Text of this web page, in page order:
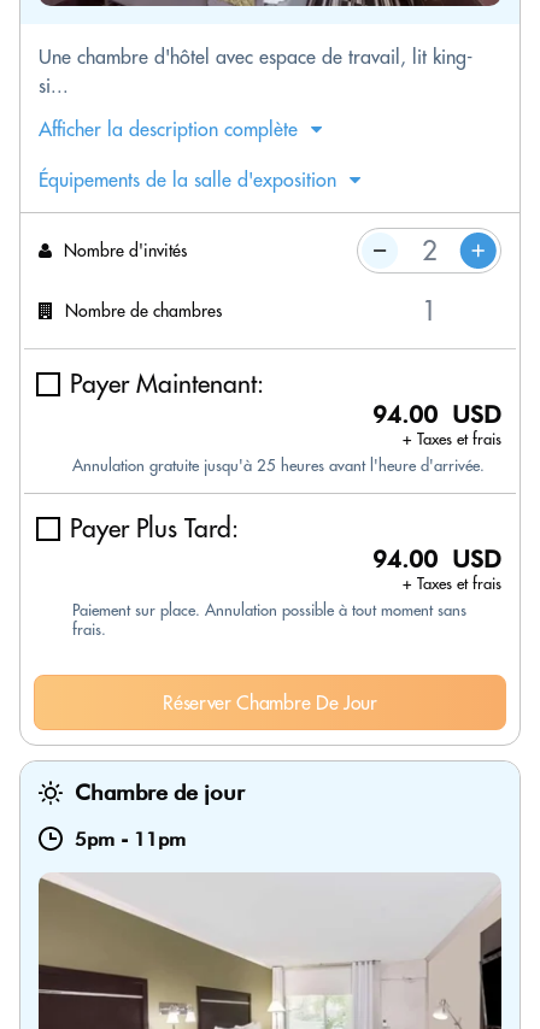
Une chambre d'hôtel avec espace de travail, lit king-
si...
Afficher la description complète
Équipements de la salle d'exposition
Nombre d'invités
Nombre de chambres
Payer Maintenant:
94.00 USD
+ Taxes et frais
Annulation gratuite jusqu'à 25 heures avant l'heure d'arrivée.
Payer Plus Tard:
94.00 USD
+ Taxes et frais
Paiement sur place. Annulation possible à tout moment sans
frais.
Réserver Chambre De Jour
Chambre de jour
5pm - 11pm